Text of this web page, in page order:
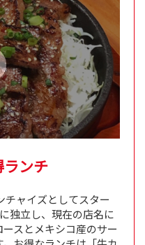
ンチ
チャイズとしてスター
独立し、現在の店名に
スとメキシコ産のサー